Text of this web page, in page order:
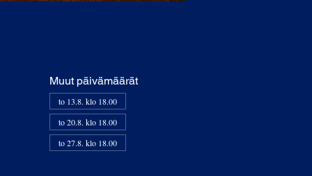
Muut päivämäärät
to 13.8. klo 18.00
to 20.8. klo 18.00
to 27.8. klo 18.00